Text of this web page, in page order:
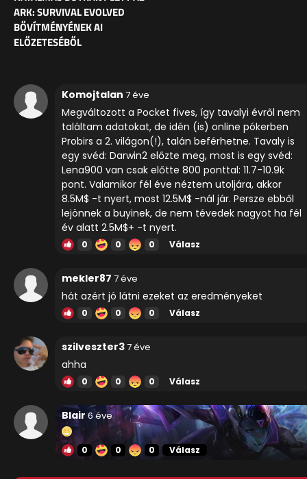
ARK: SURVIVAL EVOLVED
BŐVÍTMÉNYÉNEK AI
ELŐZETESÉBŐL
Komojtalan 7 éve
Megváltozott a Pocket fives, így tavalyi évről nem
találtam adatokat, de idén (is) online pókerben
Probirs a 2. világon(!), talán beférhetne. Tavaly is
egy svéd: Darwin2 előzte meg, most is egy svéd:
Lena900 van csak előtte 800 ponttal: 11.7-10.9k
pont. Valamikor fél éve néztem utoljára, akkor
8.5M$ -t nyert, most 12.5M$ -nál jár. Persze ebből
lejönnek a buyinek, de nem tévedek nagyot ha fél
év alatt 2.5M$+ -t nyert.
0 0 0 Válasz
mekler87 7 éve
hát azért jó látni ezeket az eredményeket
0 0 0 Válasz
szilveszter37 éve
ahha
0 0 0 Válasz
Blair 6 éve
0 0 0 Válasz